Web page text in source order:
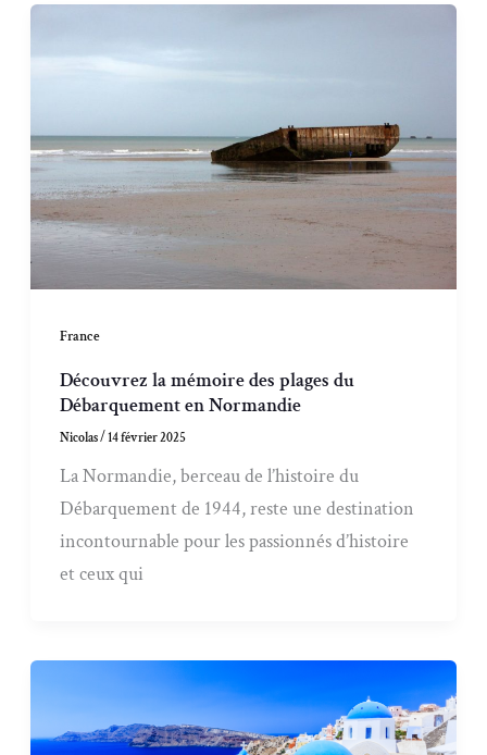
France
Découvrez la mémoire des plages du
Débarquement en Normandie
Nicolas/14 février 2025
La Normandie, berceau de l’histoire du
Débarquement de 1944, reste une destination
incontournable pour les passionnés d’histoire
et ceux qui